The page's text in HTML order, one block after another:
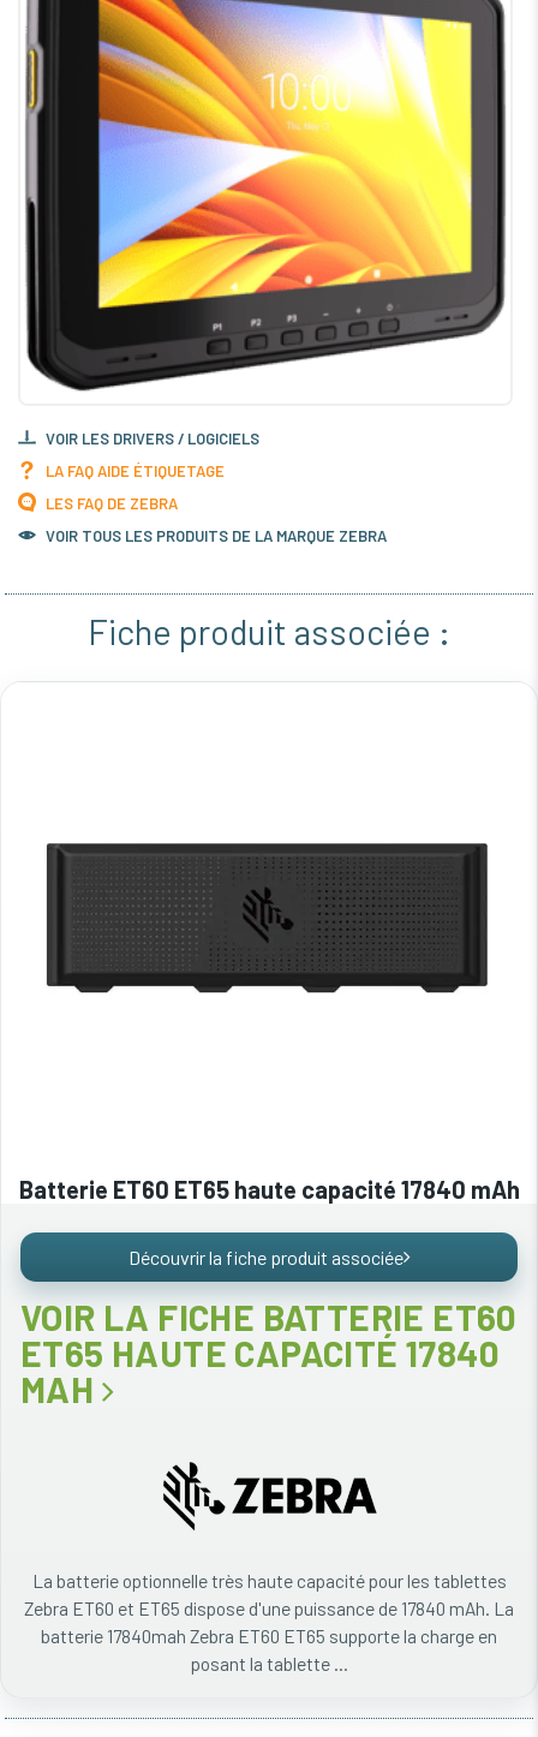
VOIR LES DRIVERS / LOGICIELS
LA FAQ AIDE ÉTIQUETAGE
LES FAQ DE ZEBRA
VOIR TOUS LES PRODUITS DE LA MARQUE ZEBRA
Fiche produit associée :
Batterie ET60 ET65 haute capacité 17840 mAh
Découvrir la fiche produit associée
VOIR LA FICHE BATTERIE ET60
ET65 HAUTE CAPACITÉ 17840
MAH
La batterie optionnelle très haute capacité pour les tablettes
Zebra ET60 et ET65 dispose d'une puissance de 17840 mAh. La
batterie 17840mah Zebra ET60 ET65 supporte la charge en
posant la tablette ...